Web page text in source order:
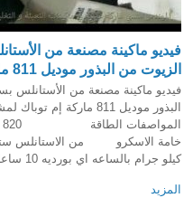
فيديو ماكينة مصنعة من
الزيوت من البذور موديل 811 ماركة إم توباك
فيديو ماكينة مصنعة من الأستانلس
البذور موديل 811
كيلو جرام بالساعه اي بورديه 10 ساعات من […]
المزيد